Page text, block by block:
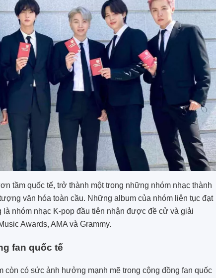
tầm quốc tế, trở thành một trong những nhóm nhạc thành
văn hóa toàn cầu. Những album của nhóm liên tục đạt
là nhóm nhạc K-pop đầu tiên nhận được đề cử và giải
Awards, AMA và Grammy.
fan quốc tế
còn có sức ảnh hưởng mạnh mẽ trong cộng đồng fan quốc